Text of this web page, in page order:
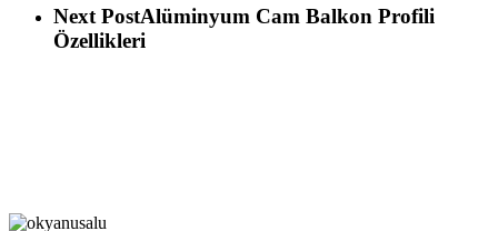
Next PostAlüminyum Cam Balkon Profili
Özellikleri